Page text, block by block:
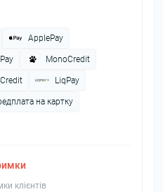
ApplePay
MonoCredit
LiqPay
на картку
клієнтів